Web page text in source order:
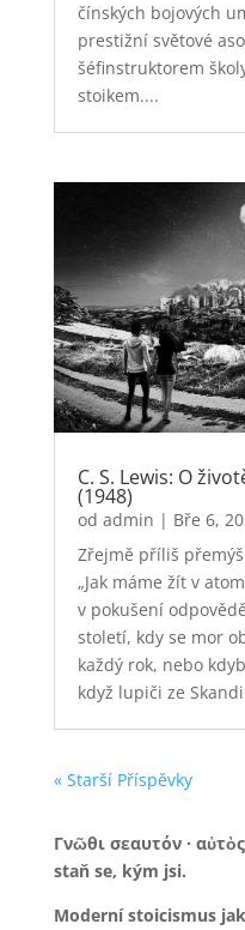
čínských bojových
prestižní světové
šéfinstruktorem
stoikem....
C. S. Lewis: O
(1948)
od admin | Bře 6,
Zřejmě příliš
„Jak máme žít v
v pokušení
století, kdy se mor
každý rok, nebo
když lupiči ze
« Starší Příspěvky
Γνῶθι σεαυτόν ·
staň se, kým jsi.
Moderní stoicismus